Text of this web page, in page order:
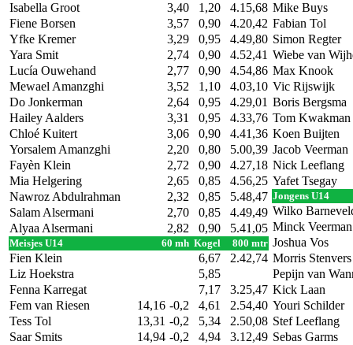
Isabella Groot
3,40 1,20
4.15,68
Fiene Borsen
3,57 0,90
4.20,42
Yfke Kremer
3,29 0,95
4.49,80
Yara Smit
2,74 0,90
4.52,41
Lucía Ouwehand
2,77 0,90
4.54,86
Mewael Amanzghi
3,52 1,10
4.03,10
Do Jonkerman
2,64 0,95
4.29,01
Hailey Aalders
3,31 0,95
4.33,76
Chloé Kuitert
3,06 0,90
4.41,36
Yorsalem Amanzghi
2,20 0,80
5.00,39
Fayèn Klein
2,72 0,90
4.27,18
Mia Helgering
2,65 0,85
4.56,25
Nawroz Abdulrahman
2,32 0,85
5.48,47
Salam Alsermani
2,70 0,85
4.49,49
Alyaa Alsermani
2,82 0,90 5.41,05
Meisjes U14 60 mh Kogel 800 mtr
Fien Klein 6,67
2.42,74
Liz Hoekstra
5,85
Fenna Karregat
7,17
3.25,47
Fem van Riesen
14,16 -0,2 4,61
2.54,40
Tess Tol
13,31 -0,2 5,34
2.50,08
Saar Smits
14,94 -0,2 4,94
3.12,49
Mike Buys
Fabian Tol
Simon Regter
Wiebe van
Max Knook
Vic Rijswijk
Boris Bergsma
Tom Kwakman
Koen Buijten
Jacob Veerman
Nick Leeflang
Yafet Tsegay
Jongens U14
Wilko
Minck Veerman
Joshua Vos
Morris Stenvers
Pepijn van
Kick Laan
Youri Schilder
Stef Leeflang
Sebas Garms